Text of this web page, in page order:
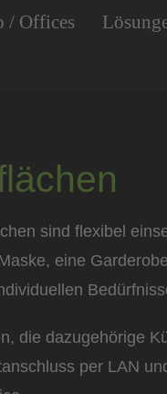
/ Offices
sind flexibel
eine
die dazugehörige
per LAN